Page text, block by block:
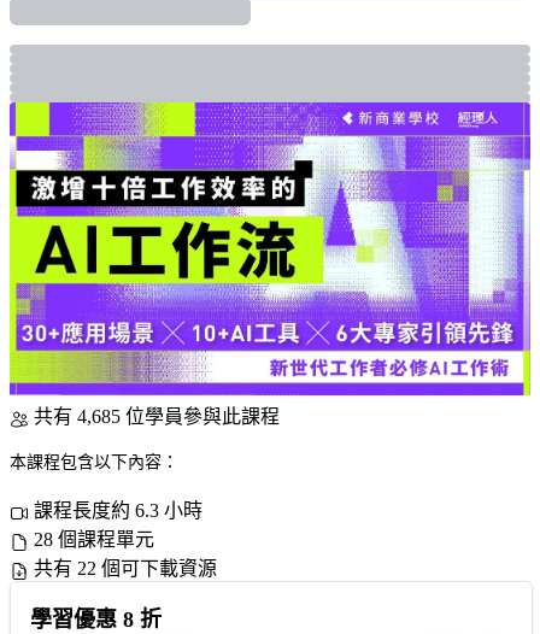
共有 4,685 位學員參與此課程
本課程包含以下內容：
課程長度約 6.3 小時
28 個課程單元
共有 22 個可下載資源
學習優惠 8 折